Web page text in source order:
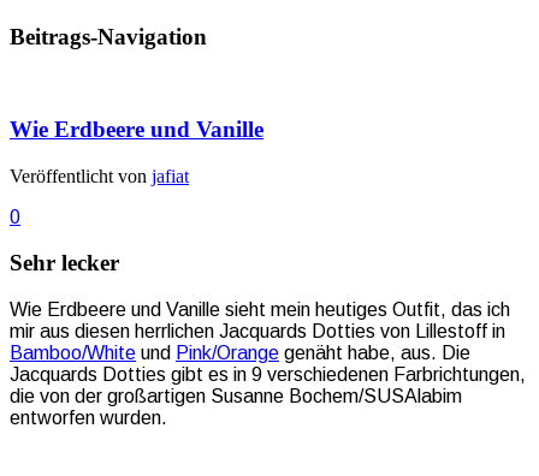
Beitrags-Navigation
Wie Erdbeere und Vanille
Veröffentlicht von jafiat
0
Sehr lecker
Wie Erdbeere und Vanille sieht mein heutiges Outfit, das ich
mir aus diesen herrlichen Jacquards Dotties von Lillestoff in
Bamboo/White und Pink/Orange genäht habe, aus. Die
Jacquards Dotties gibt es in 9 verschiedenen Farbrichtungen,
die von der großartigen Susanne Bochem/SUSAlabim
entworfen wurden.